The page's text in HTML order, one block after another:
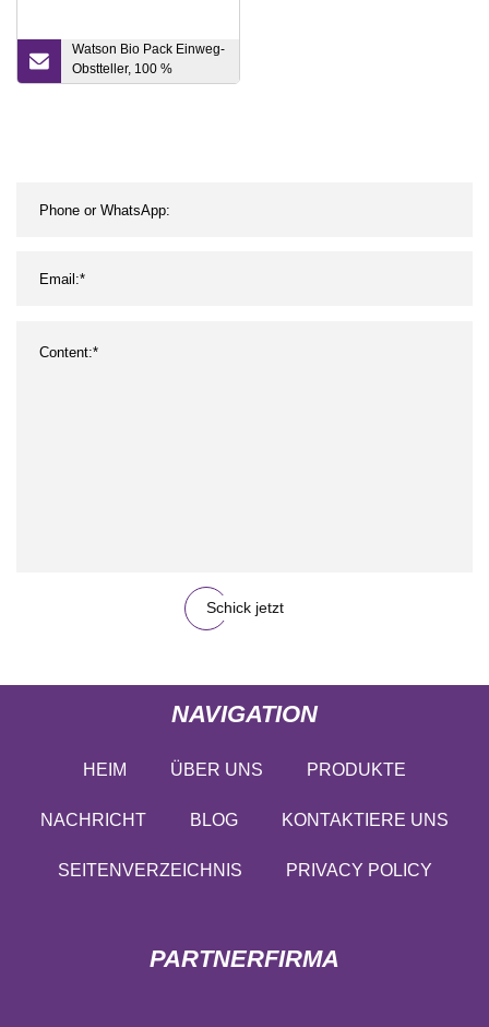
Watson Bio Pack Einweg-
Obstteller, 100 %
kompostierbar, biologisch
Schick jetzt
NAVIGATION
HEIM ÜBER UNS PRODUKTE
NACHRICHT BLOG KONTAKTIERE UNS
SEITENVERZEICHNIS PRIVACY POLICY
PARTNERFIRMA